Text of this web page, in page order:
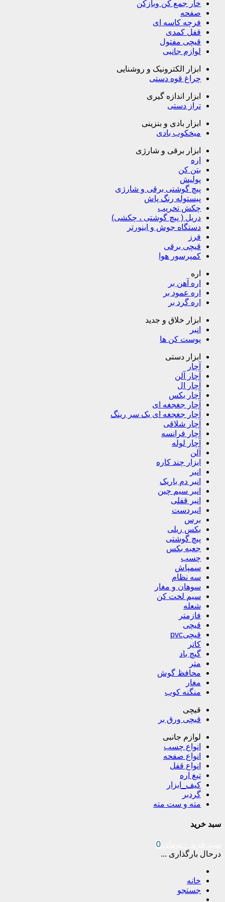
خار جمع کن وبازکن
صفحه
فرچه کاسه ای
قفل کمدی
قیچی مفتول
لوازم جانبی
ابزار الکترونیک و روشنایی
چراغ قوه دستی
ابزار اندازه گیری
تراز دستی
ابزار بادی و بنزینی
میخکوب بادی
ابزار برقی و شارژی
اره
بتن کن
پولیش
پیچ گوشتی برقی و شارژی
پیستوله رنگ پاش
چکش تخریب
دریل ( پیچ گوشتی ، چکشی)
دستگاه جوش و اینورتر
فرز
قیچی برقی
کمپرسور هوا
اره
اره آهن بر
اره عمود بر
اره گرد بر
ابزار خلاق و جدید
انبر
پوست کن ها
ابزار دستی
آچار
آچار آلن
آچار ال
آچار بکس
آچار جغجغه ای
آچار جغجغه ای یک سر رینگ
آچار شلاقی
آچار فرانسه
آچار لوله
آلن
ابزار چند کاره
انبر
انبر دم باریک
انبر سیم چین
انبر قفلی
انبردست
برس
بکس ریلی
پیچ گوشتی
جعبه بکس
چسب
سمپاش
سه نظام
سوهان و مغار
سیم لخت کن
شعله
فازمتر
قیچی
قیچیpvc
کاتر
گیچ باد
متر
محافظ گوش
مغار
منگنه کوب
قیچی
قیچی ورق بر
لوازم جانبی
انواع چسب
انواع صفحه
انواع قفل
تیغ اره
کیف_ابزار
گردبر
مته و ست مته
سبد خرید
0
درحال بارگذاری ...
خانه
جستجو